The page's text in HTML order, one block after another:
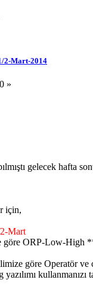
2-Mart-2014
»
gelecek hafta
için,
Mart
göre ORP-Low-
göre Operatör